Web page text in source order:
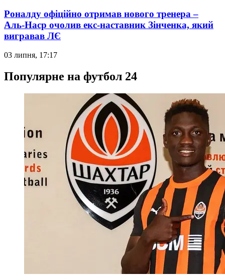
Роналду офіційно отримав нового тренера –
Аль-Наср очолив екс-наставник Зінченка, який
вигравав ЛЄ
03 липня, 17:17
Популярне на футбол 24